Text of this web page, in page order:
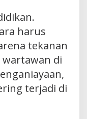
harus
tekanan
di
terjadi di